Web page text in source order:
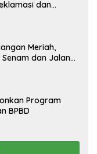
dan
Meriah,
dan Jalan
Program
BPBD